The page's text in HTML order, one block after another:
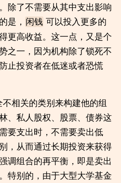
除了不需要从其中支出影响
是， 闲钱 可以投入更多的
更高收益。这一点，又是个
之一，因为机构除了锁死不
止投资者在低迷或者恐慌
相关的类别来构建他的组
、私人股权、股票、债券这
要支出时，不需要卖出低
，从而通过长期投资来获得
调组合的再平衡，即是卖出
特别的，由于大型大学基金